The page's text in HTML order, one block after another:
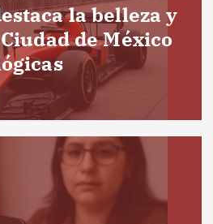
la belleza y
de México